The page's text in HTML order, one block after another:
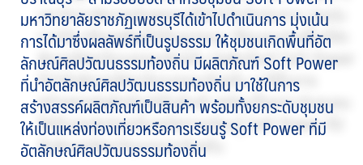
มหาวิทยาลัยราชภัฏเพชรบุรีได้เข้าไปดำเนินการ มุ่งเน้น
การได้มาซึ่งผลลัพธ์ที่เป็นรูปธรรม ให้ชุมชนเกิดพื้นที่อัต
ลักษณ์ศิลปวัฒนธรรมท้องถิ่น มีผลิตภัณฑ์ Soft Power
ที่นำอัตลักษณ์ศิลปวัฒนธรรมท้องถิ่น มาใช้ในการ
สร้างสรรค์ผลิตภัณฑ์เป็นสินค้า พร้อมทั้งยกระดับชุมชน
ให้เป็นแหล่งท่องเที่ยวหรือการเรียนรู้ Soft Power ที่มี
อัตลักษณ์ศิลปวัฒนธรรมท้องถิ่น